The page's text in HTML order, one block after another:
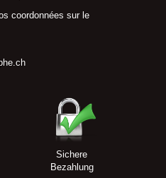
coordonnées sur le
Sichere
Bezahlung